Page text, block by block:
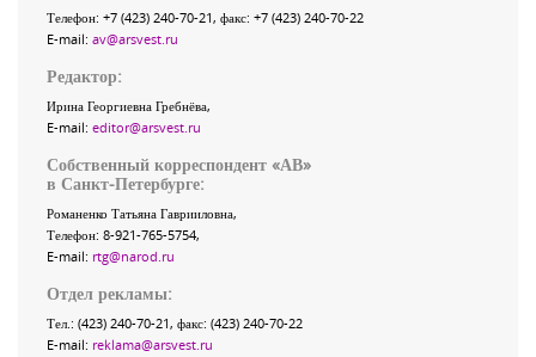
Телефон: +7 (423) 240-70-21, факс: +7 (423) 240-70-22
E-mail: av@arsvest.ru
Редактор:
Ирина Георгиевна Гребнёва,
E-mail: editor@arsvest.ru
Собственный корреспондент «АВ»
в Санкт-Петербурге:
Романенко Татьяна Гаврииловна,
Телефон: 8-921-765-5754,
E-mail: rtg@narod.ru
Отдел рекламы:
Тел.: (423) 240-70-21, факс: (423) 240-70-22
E-mail: reklama@arsvest.ru